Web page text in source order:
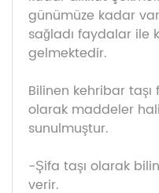
günümüze kadar
sağladı faydalar ile
gelmektedir.
Bilinen kehribar taşı
olarak maddeler
sunulmuştur.
-Şifa taşı olarak
verir.